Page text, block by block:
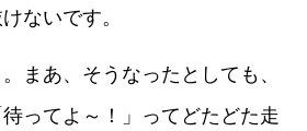
ないです。
まあ、そうなったとしても、
ってよ～！」ってどたどた走